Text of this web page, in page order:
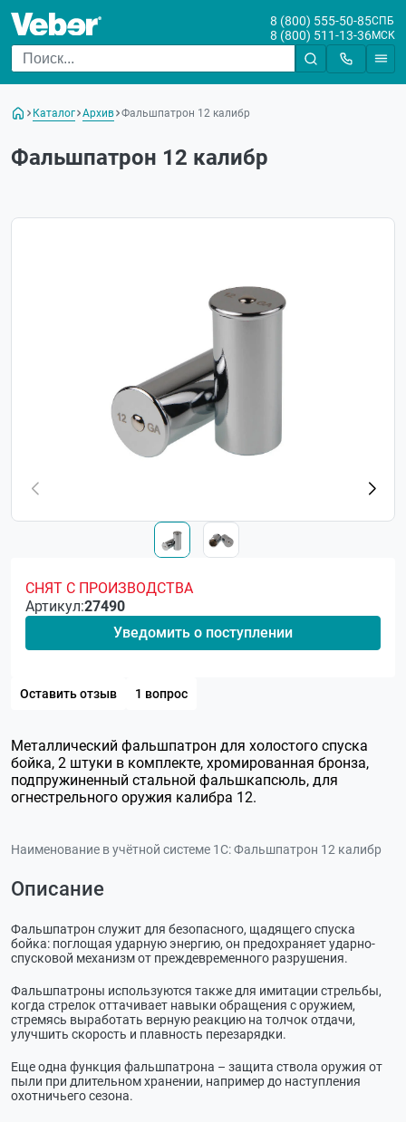
8 (800) 555-50-85СПБ
8 (800) 511-13-36МСК
Каталог Архив Фальшпатрон 12 калибр
Фальшпатрон 12 калибр
СНЯТ С ПРОИЗВОДСТВА
Артикул:27490
Уведомить о поступлении
Оставить отзыв 1 вопрос
Металлический фальшпатрон для холостого спуска
бойка, 2 штуки в комплекте, хромированная бронза,
подпружиненный стальной фальшкапсюль, для
огнестрельного оружия калибра 12.
Наименование в учётной системе 1С:Фальшпатрон 12 калибр
Описание
Фальшпатрон служит для безопасного, щадящего спуска
бойка: поглощая ударную энергию, он предохраняет ударно-
спусковой механизм от преждевременного разрушения.
Фальшпатроны используются также для имитации стрельбы,
когда стрелок оттачивает навыки обращения с оружием,
стремясь выработать верную реакцию на толчок отдачи,
улучшить скорость и плавность перезарядки.
Еще одна функция фальшпатрона – защита ствола оружия от
пыли при длительном хранении, например до наступления
охотничьего сезона.